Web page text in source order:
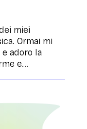
miei
Ormai mi
adoro la
e...